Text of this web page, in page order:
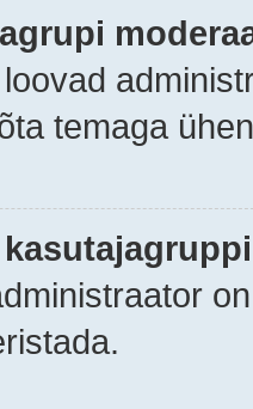
temaga